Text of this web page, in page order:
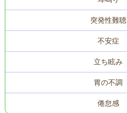
突発性難聴
不安症
立ち眩み
胃の不調
倦怠感